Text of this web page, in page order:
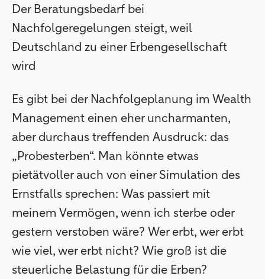
Der Beratungsbedarf bei
Nachfolgeregelungen steigt, weil
Deutschland zu einer Erbengesellschaft
wird
Es gibt bei der Nachfolgeplanung im Wealth
Management einen eher uncharmanten,
aber durchaus treffenden Ausdruck: das
„Probesterben“. Man könnte etwas
pietätvoller auch von einer Simulation des
Ernstfalls sprechen: Was passiert mit
meinem Vermögen, wenn ich sterbe oder
gestern verstoben wäre? Wer erbt, wer erbt
wie viel, wer erbt nicht? Wie groß ist die
steuerliche Belastung für die Erben?